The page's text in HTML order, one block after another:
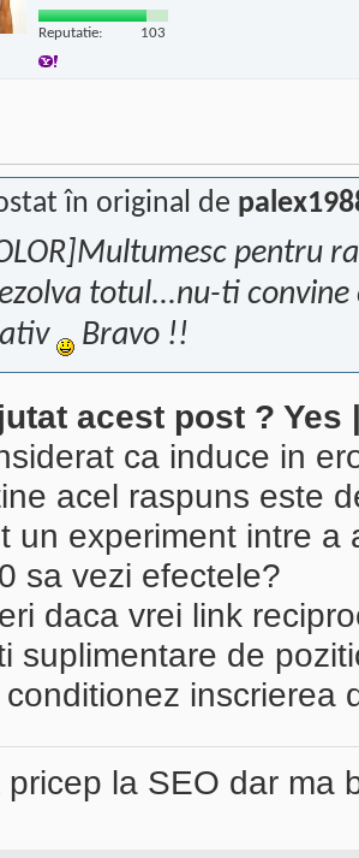
Reputatie: 103
în original de
pentru
totul...nu-ti
Bravo !!
acest post ? Yes
ca induce in
acel raspuns este
un experiment intre a
sa vezi efectele?
daca vrei link
suplimentare de
inscrierea
pricep la SEO dar ma